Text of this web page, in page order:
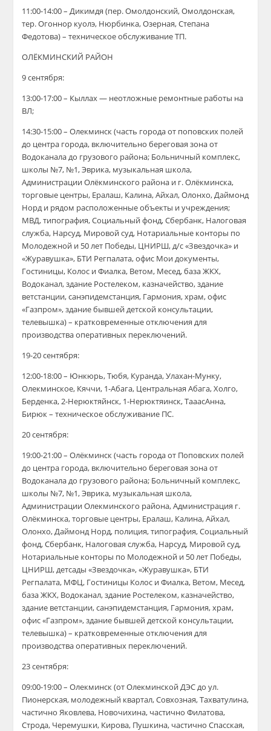
11:00-14:00 – Дикимдя (пер. Омолдонский, Омолдонская,
тер. Огоннор куолэ, Нюрбинка, Озерная, Степана
Федотова) – техническое обслуживание ТП.
ОЛЁКМИНСКИЙ РАЙОН
9 сентября:
13:00-17:00 – Кыллах — неотложные ремонтные работы на
ВЛ;
14:30-15:00 – Олекминск(часть города от поповских полей
до центра города, включительно береговая зона от
Водоканала до грузового района; Больничный комплекс,
школы №7, №1, Эврика, музыкальная школа,
АдминистрацииОлёкминского района и г.Олёкминска,
торговые центры, Ералаш, Калина, Айхал, Олонхо, Даймонд
Норд и рядом расположенные объекты и учреждения;
МВД,типография,Социальный фонд,Сбербанк, Налоговая
служба, Нарсуд, Мировой суд, Нотариальные конторы по
Молодежной и 50 лет Победы, ЦНИРШ, д/с «Звездочка» и
«Журавушка», БТИ Регпалата, офис Мои документы,
Гостиницы, Колос и Фиалка, Ветом, Месед, база ЖКХ,
Водоканал, здание Ростелеком, казначейство, здание
ветстанции, санэпидемстанция, Гармония,храм, офис
«Газпром»,здание бывшей детской консультации,
телевышка)– кратковременные отключения для
производства оперативных переключений.
19-20 сентября:
12:00-18:00 – Юнкюрь, Тюбя, Куранда, Улахан-Мунку,
Олекминское, Кяччи, 1-Абага, Центральная Абага, Холго,
Берденка, 2-Нерюктяйнск, 1-Нерюктяинск, ТааасАнна,
Бирюк –техническое обслуживание ПС.
20 сентября:
19:00-21:00 – Олёкминск (часть города от Поповских полей
до центра города, включительно береговая зона от
Водоканала до грузового района; Больничный комплекс,
школы №7, №1, Эврика, музыкальная школа,
Администрации Олекминского района, Администрация г.
Олёкминска, торговые центры, Ералаш, Калина, Айхал,
Олонхо, Даймонд Норд, полиция, типография, Социальный
фонд, Сбербанк, Налоговая служба, Нарсуд, Мировой суд,
Нотариальные конторы по Молодежной и 50 лет Победы,
ЦНИРШ, детсады «Звездочка», «Журавушка», БТИ
Регпалата, МФЦ, Гостиницы Колос и Фиалка, Ветом, Месед,
база ЖКХ, Водоканал, здание Ростелеком, казначейство,
здание ветстанции, санэпидемстанция, Гармония, храм,
офис «Газпром», здание бывшей детской консультации,
телевышка) – кратковременные отключениядля
производства оперативных переключений.
23 сентября:
09:00-19:00 – Олекминск (от Олекминской ДЭС до ул.
Пионерская, молодежный квартал, Совхозная, Тахватулина,
частично Яковлева, Новочихина, частично Филатова,
Строда, Черемушки, Кирова, Пушкина, частично Спасская,